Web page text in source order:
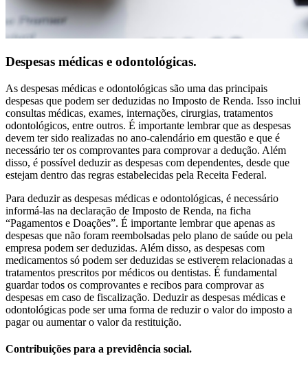
Despesas médicas e odontológicas.
As despesas médicas e odontológicas são uma das principais
despesas que podem ser deduzidas no Imposto de Renda. Isso inclui
consultas médicas, exames, internações, cirurgias, tratamentos
odontológicos, entre outros. É importante lembrar que as despesas
devem ter sido realizadas no ano-calendário em questão e que é
necessário ter os comprovantes para comprovar a dedução. Além
disso, é possível deduzir as despesas com dependentes, desde que
estejam dentro das regras estabelecidas pela Receita Federal.
Para deduzir as despesas médicas e odontológicas, é necessário
informá-las na declaração de Imposto de Renda, na ficha
“Pagamentos e Doações”. É importante lembrar que apenas as
despesas que não foram reembolsadas pelo plano de saúde ou pela
empresa podem ser deduzidas. Além disso, as despesas com
medicamentos só podem ser deduzidas se estiverem relacionadas a
tratamentos prescritos por médicos ou dentistas. É fundamental
guardar todos os comprovantes e recibos para comprovar as
despesas em caso de fiscalização. Deduzir as despesas médicas e
odontológicas pode ser uma forma de reduzir o valor do imposto a
pagar ou aumentar o valor da restituição.
Contribuições para a previdência social.